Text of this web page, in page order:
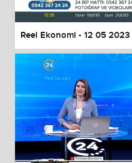
Reel Ekonomi - 12 05 2023